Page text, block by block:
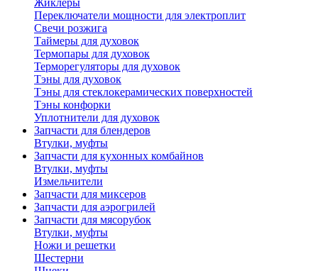
Жиклеры
Переключатели мощности для электроплит
Свечи розжига
Таймеры для духовок
Термопары для духовок
Терморегуляторы для духовок
Тэны для духовок
Тэны для стеклокерамических поверхностей
Тэны конфорки
Уплотнители для духовок
Запчасти для блендеров
Втулки, муфты
Запчасти для кухонных комбайнов
Втулки, муфты
Измельчители
Запчасти для миксеров
Запчасти для аэрогрилей
Запчасти для мясорубок
Втулки, муфты
Ножи и решетки
Шестерни